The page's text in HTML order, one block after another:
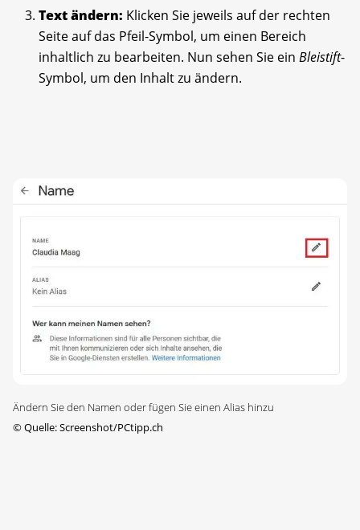
Text ändern: Klicken Sie jeweils auf der rechten
Seite auf das Pfeil-Symbol, um einen Bereich
inhaltlich zu bearbeiten. Nun sehen Sie ein Bleistift-
Symbol, um den Inhalt zu ändern.
Ändern Sie den Namen oder fügen Sie einen Alias hinzu
©Quelle: Screenshot/PCtipp.ch